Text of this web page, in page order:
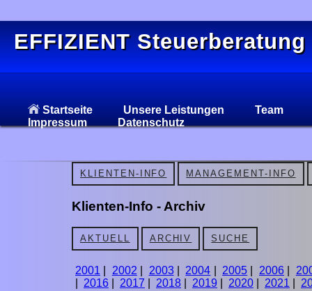
EFFIZIENT Steuerberatung
Startseite Unsere Leistungen
Team
Impressum
Datenschutz
KLIENTEN-INFO MANAGEMENT-INFO
Klienten-Info - Archiv
AKTUELL ARCHIV SUCHE
2001 2002 2003|2004 |2005 2006|
2016 2017 2018 2019 2020 2021